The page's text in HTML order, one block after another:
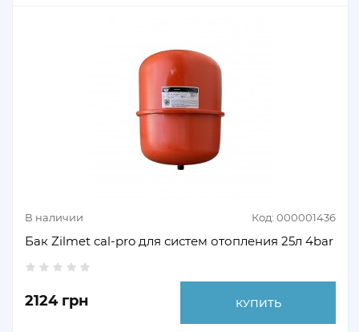
В наличии Код: 000001436
Бак Zilmet cal-pro для систем отопления 25л 4bar
2124 грн КУПИТЬ